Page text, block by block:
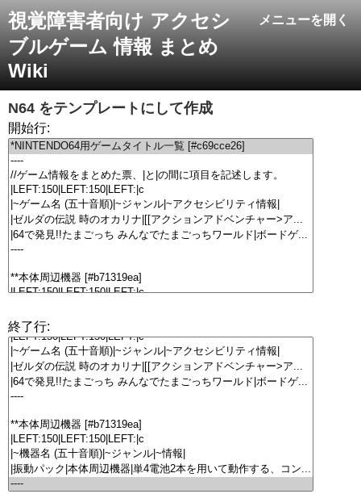
メニューを開く
視覚障害者向け アクセシ
ブルゲーム 情報 まとめ
Wiki
N64 をテンプレートにして作成
開始行:
終了行: